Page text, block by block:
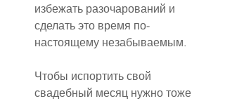
избежать разочарований и
сделать это время по-
настоящему незабываемым.
Чтобы испортить свой
свадебный месяц нужно тоже